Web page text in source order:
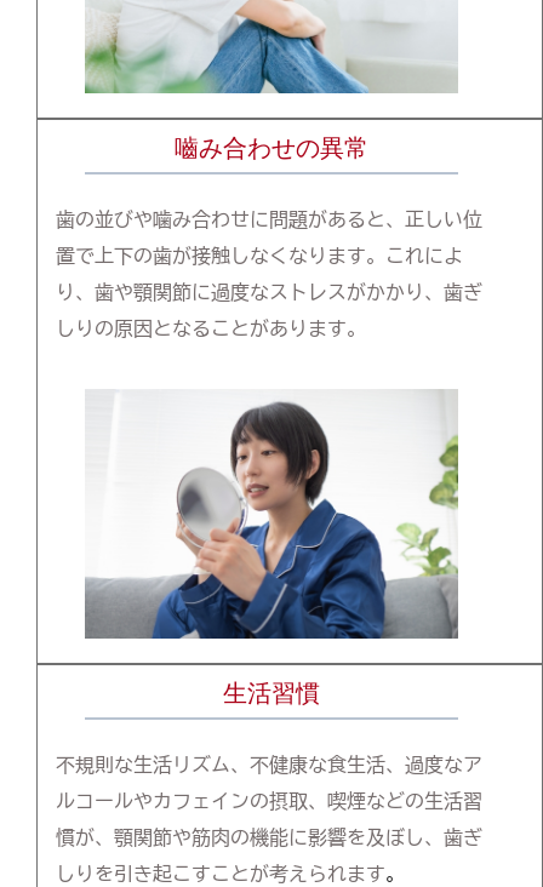
嚙み合わせの異常
歯の並びや噛み合わせに問題があると、正しい位
置で上下の歯が接触しなくなります。これによ
り、歯や顎関節に過度なストレスがかかり、歯ぎ
しりの原因となることがあります。
生活習慣
不規則な生活リズム、不健康な食生活、過度なア
ルコールやカフェインの摂取、喫煙などの生活習
慣が、顎関節や筋肉の機能に影響を及ぼし、歯ぎ
しりを引き起こすことが考えられます。